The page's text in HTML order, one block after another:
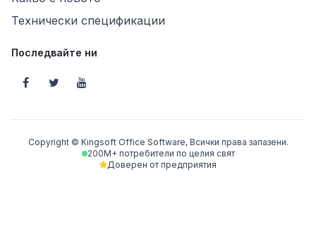
Технически спецификации
Последвайте ни
Copyright © Kingsoft Office Software, Всички права запазени.
200M+ потребители по целия свят
Доверен от предприятия